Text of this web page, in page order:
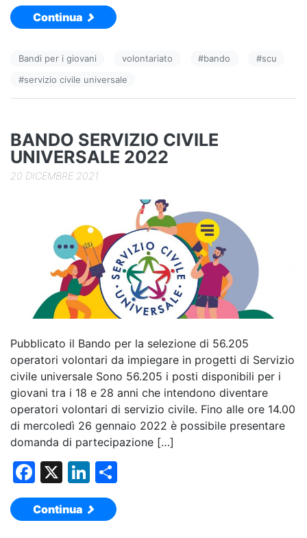
c
b
o
k
k
dI
n
vi
di
Continua
Bandi per i giovani volontariato #bando #scu
#servizio civile universale
BANDO SERVIZIO CIVILE
UNIVERSALE 2022
20 DICEMBRE 2021
Pubblicato il Bando per la selezione di 56.205
operatori volontari da impiegare in progetti di Servizio
civile universale Sono 56.205 i posti disponibili per i
giovani tra i 18 e 28 anni che intendono diventare
operatori volontari di servizio civile. Fino alle ore 14.00
di mercoledì 26 gennaio 2022 è possibile presentare
domanda di partecipazione […]
F
a
c
X
Li
n
k
Continua